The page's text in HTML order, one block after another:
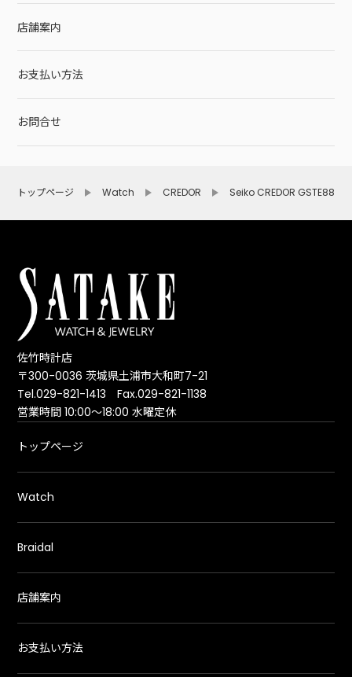
店舗案内
お支払い方法
お問合せ
トップページ Watch CREDOR Seiko CREDOR GSTE889
佐竹時計店
〒300-0036 茨城県土浦市大和町7-21
Tel.029-821-1413 Fax.029-821-1138
営業時間 10:00～18:00 水曜定休
トップページ
Watch
Braidal
店舗案内
お支払い方法